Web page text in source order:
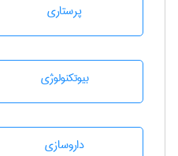
پرستاری
بيوتكنولوژی
داروسازی